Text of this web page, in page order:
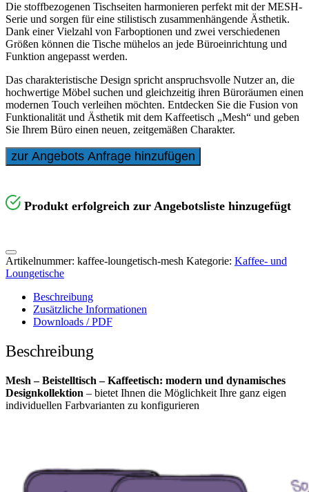
Die stoffbezogenen Tischseiten harmonieren perfekt mit der MESH-
Serie und sorgen für eine stilistisch zusammenhängende Ästhetik.
Dank einer Vielzahl von Farboptionen und zwei verschiedenen
Größen können die Tische mühelos an jede Büroeinrichtung und
Funktion angepasst werden.
Das charakteristische Design spricht anspruchsvolle Nutzer an, die
hochwertige Möbel suchen und gleichzeitig ihren Büroräumen einen
modernen Touch verleihen möchten. Entdecken Sie die Fusion von
Funktionalität und Ästhetik mit dem Kaffeetisch „Mesh“ und geben
Sie Ihrem Büro einen neuen, zeitgemäßen Charakter.
zur Angebots Anfrage hinzufügen
Produkt erfolgreich zur Angebotsliste hinzugefügt
Artikelnummer: kaffee-loungetisch-mesh Kategorie: Kaffee- und
Loungetische
Beschreibung
Zusätzliche Informationen
Downloads / PDF
Beschreibung
Mesh – Beistelltisch – Kaffeetisch: modern und dynamisches
Designkollektion – bietet Ihnen die Möglichkeit Ihre ganz eigen
individuellen Farbvarianten zu konfigurieren